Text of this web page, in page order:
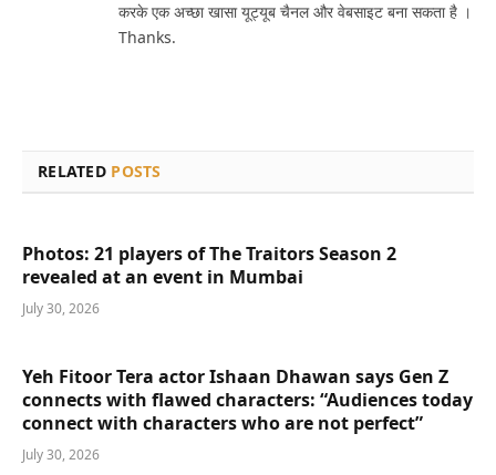
करके एक अच्छा खासा यूट्यूब चैनल और वेबसाइट बना सकता है ।
Thanks.
RELATED POSTS
Photos: 21 players of The Traitors Season 2
revealed at an event in Mumbai
July 30, 2026
Yeh Fitoor Tera actor Ishaan Dhawan says Gen Z
connects with flawed characters: “Audiences today
connect with characters who are not perfect”
July 30, 2026